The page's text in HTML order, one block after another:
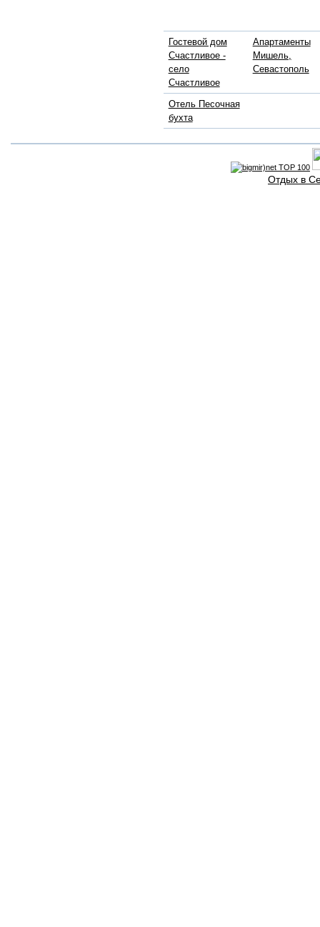
Гостевой дом
Счастливое -
село
Счастливое
Апартаменты
Мишель,
Севастополь
Отель Песочная
бухта
Отдых в